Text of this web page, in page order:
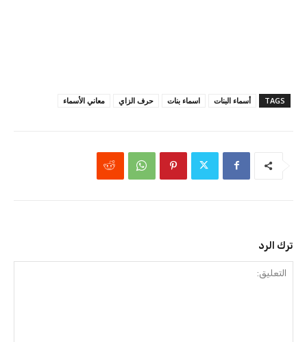
TAGS أسماء البنات اسماء بنات حرف الزاي معاني الأسماء
ترك الرد